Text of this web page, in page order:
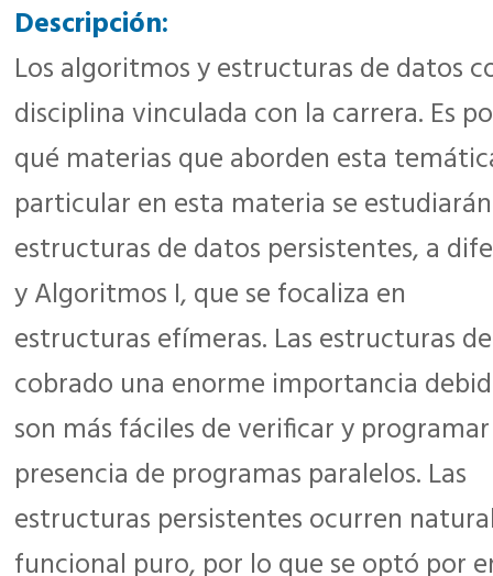
Descripción:
Los algoritmos y estructuras de datos
disciplina vinculada con la carrera. Es
qué materias que aborden esta
particular en esta materia se
estructuras de datos persistentes, a
y Algoritmos I, que se focaliza en
estructuras efímeras. Las estructuras
cobrado una enorme importancia
son más fáciles de verificar y
presencia de programas paralelos. Las
estructuras persistentes ocurren
funcional puro, por lo que se optó por